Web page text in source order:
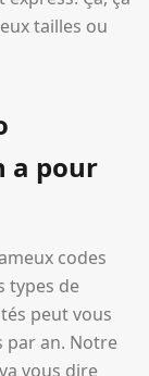
tailles ou
a pour
codes
types de
peut vous
par an. Notre
vous dire